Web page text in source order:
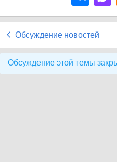
Обсуждение новостей
Обсуждение этой темы